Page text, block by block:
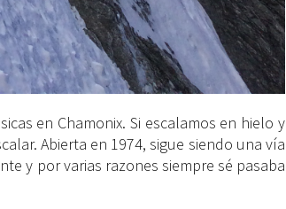
en Chamonix. Si escalamos en hielo y
Abierta en 1974, sigue siendo una vía
y por varias razones siempre sé pasaba